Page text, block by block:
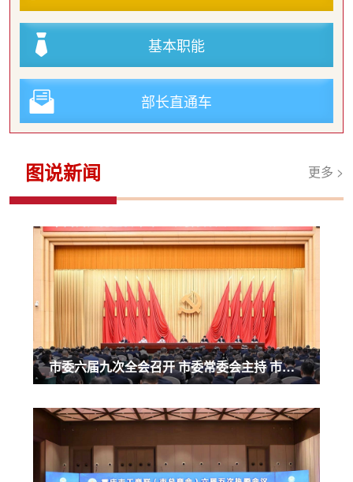
基本职能
部长直通车
图说新闻 更多 >
市委六届九次全会召开 市委常委会主持 市委书记袁家军讲话